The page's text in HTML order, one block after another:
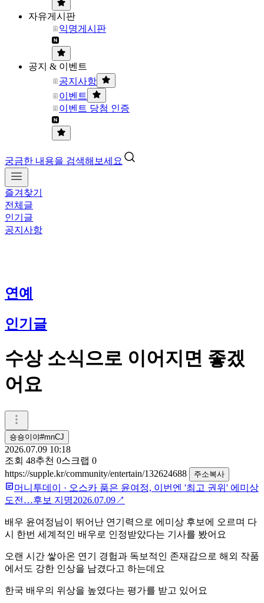
자유게시판
익명게시판
공지 & 이벤트
공지사항
이벤트
이벤트 당첨 인증
궁금한 내용을 검색해보세요
즐겨찾기
전체글
인기글
공지사항
연예
인기글
수상 소식으로 이어지면 좋겠
어요
숑숑이야#mnCJ
2026.07.09 10:18
조회 48추천 0스크랩 0
https://supple.kr/community/entertain/132624688
주소복사
머니투데이 · 오스카 품은 윤여정, 이번엔 '최고 권위' 에미상
도전…후보 지명2026.07.09↗
배우 윤여정님이 뛰어난 연기력으로 에미상 후보에 오르며 다
시 한번 세계적인 배우로 인정받았다는 기사를 봤어요
오랜 시간 쌓아온 연기 경험과 독보적인 존재감으로 해외 작품
에서도 강한 인상을 남겼다고 하는데요
한국 배우의 위상을 높였다는 평가를 받고 있어요